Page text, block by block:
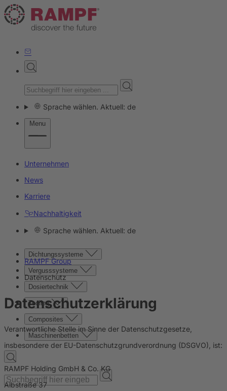
Sprache wählen. Aktuell: de
Menu
Unternehmen
News
Karriere
Nachhaltigkeit
Sprache wählen. Aktuell: de
Dichtungssysteme
Vergusssysteme
Dosiertechnik
Tooling
Composites
Maschinenbetten
RAMPF Group
Datenschutz
Datenschutzerklärung
Verantwortliche Stelle im Sinne der Datenschutzgesetze,
insbesondere der EU-Datenschutzgrundverordnung (DSGVO), ist:
RAMPF Holding GmbH & Co. KG
Albstraße 37